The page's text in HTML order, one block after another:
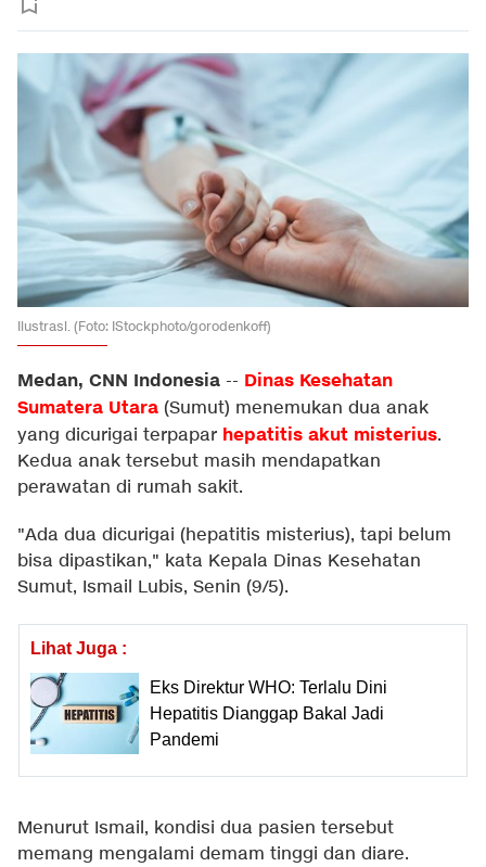
Ilustrasi. (Foto: IStockphoto/gorodenkoff)
Medan, CNN Indonesia -- Dinas Kesehatan
Sumatera Utara (Sumut) menemukan dua anak
yang dicurigai terpapar hepatitis akut misterius.
Kedua anak tersebut masih mendapatkan
perawatan di rumah sakit.
"Ada dua dicurigai (hepatitis misterius), tapi belum
bisa dipastikan," kata Kepala Dinas Kesehatan
Sumut, Ismail Lubis, Senin (9/5).
Lihat Juga :
Eks Direktur WHO: Terlalu Dini
Hepatitis Dianggap Bakal Jadi
Pandemi
Menurut Ismail, kondisi dua pasien tersebut
memang mengalami demam tinggi dan diare.